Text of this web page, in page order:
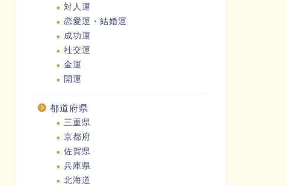
対人運
恋愛運・結婚運
成功運
社交運
金運
開運
都道府県
三重県
京都府
佐賀県
兵庫県
北海道